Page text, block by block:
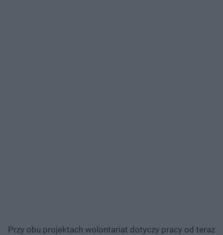
Przy obu projektach wolontariat dotyczy pracy od teraz